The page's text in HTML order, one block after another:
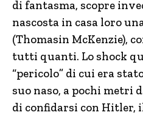
di fantasma, scopre
nascosta in casa loro
(Thomasin McKenzie),
tutti quanti. Lo shock
“pericolo” di cui era
suo naso, a pochi metri
di confidarsi con Hitler,